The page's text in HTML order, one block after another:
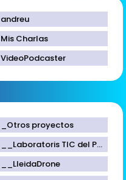
andreu
Mis Charlas
VideoPodcaster
_Otros proyectos
__Laboratoris TIC del Parc Científic de Lleida
__LleidaDrone